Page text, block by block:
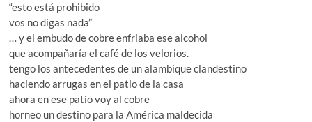
“esto está prohibido
vos no digas nada”
… y el embudo de cobre enfriaba ese alcohol
que acompañaría el café de los velorios.
tengo los antecedentes de un alambique clandestino
haciendo arrugas en el patio de la casa
ahora en ese patio voy al cobre
horneo un destino para la América maldecida